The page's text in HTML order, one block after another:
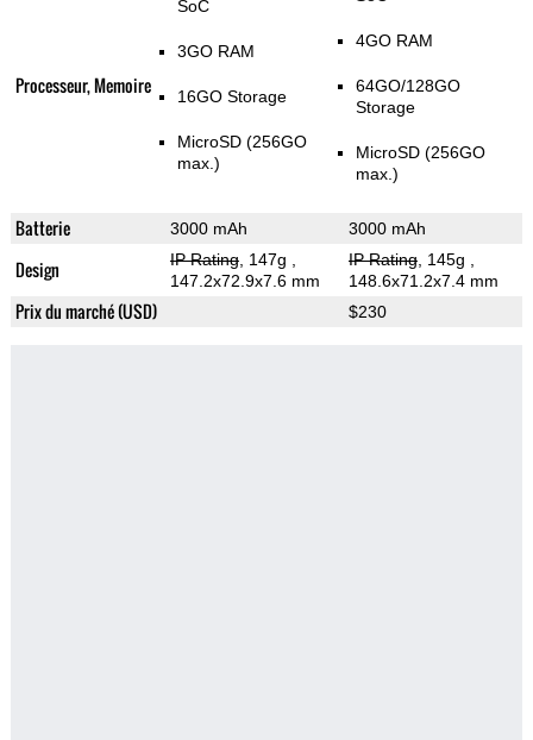
Processeur, Memoire
SoC
3GO RAM
16GO Storage
MicroSD (256GO
max.)
4GO RAM
64GO/128GO
Storage
MicroSD (256GO
max.)
Batterie 3000 mAh 3000 mAh
Design IP Rating, 147g
147.2x72.9x7.6 mm
IP Rating, 145g
148.6x71.2x7.4 mm
Prix du marché (USD) $230